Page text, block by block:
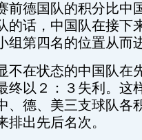
德国队的积分比中
的话，中国队在接下
组第四名的位置从而
在状态的中国队在
终以２：３失利。这
、德、美三支球队各
排出先后名次。